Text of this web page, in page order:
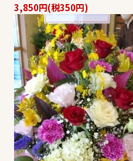
3,850円(税350円)